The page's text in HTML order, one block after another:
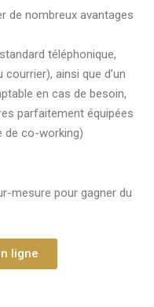
de nombreux avantages
téléphonique,
ainsi que d’un
en cas de besoin,
parfaitement équipées
de co-working)
mesure pour gagner du
ligne